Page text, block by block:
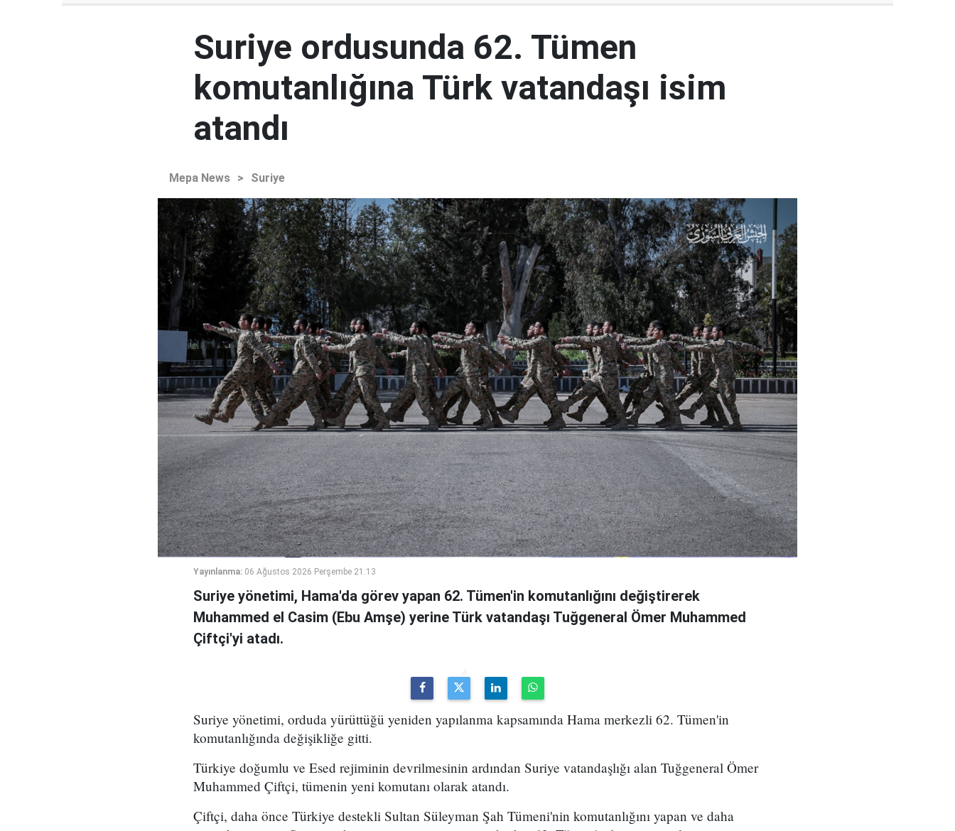
Suriye ordusunda 62. Tümen
komutanlığına Türk vatandaşı isim
atandı
Mepa News > Suriye
Yayınlanma: 06 Ağustos 2026 Perşembe 21:13
Suriye yönetimi, Hama'da görev yapan 62. Tümen'in komutanlığını değiştirerek
Muhammed el Casim (Ebu Amşe) yerine Türk vatandaşı Tuğgeneral Ömer Muhammed
Çiftçi'yi atadı.
Suriye yönetimi, orduda yürüttüğü yeniden yapılanma kapsamında Hama merkezli 62. Tümen'in
komutanlığında değişikliğe gitti.
Türkiye doğumlu ve Esed rejiminin devrilmesinin ardından Suriye vatandaşlığı alan Tuğgeneral Ömer
Muhammed Çiftçi, tümenin yeni komutanı olarak atandı.
Çiftçi, daha önce Türkiye destekli Sultan Süleyman Şah Tümeni'nin komutanlığını yapan ve daha